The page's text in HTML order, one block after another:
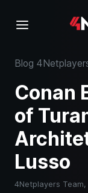
Blog
Conan
of
Lusso
4Netplayers Team,